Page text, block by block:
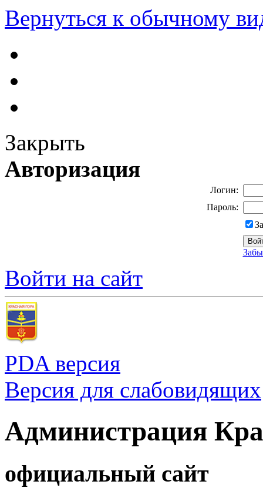
Вернуться к обычному
Закрыть
Авторизация
Логин:
Пароль:
Войти на сайт
PDA версия
Версия для слабовидящих
Администрация
официальный сайт